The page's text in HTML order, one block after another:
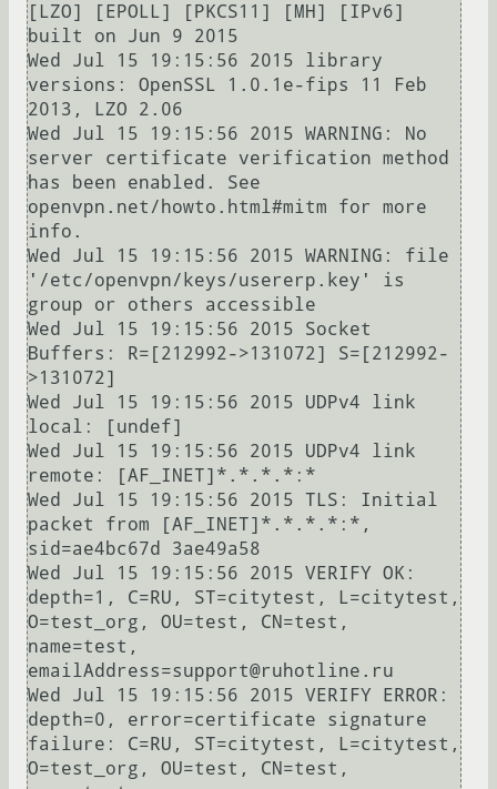
[LZO] [EPOLL] [PKCS11] [MH] [IPv6]
built on Jun 9 2015
Wed Jul 15 19:15:56 2015 library
versions: OpenSSL 1.0.1e-fips 11 Feb
2013, LZO 2.06
Wed Jul 15 19:15:56 2015 WARNING: No
server certificate verification method
has been enabled. See
openvpn.net/howto.html#mitm for more
info.
Wed Jul 15 19:15:56 2015 WARNING: file
'/etc/openvpn/keys/usererp.key' is
group or others accessible
Wed Jul 15 19:15:56 2015 Socket
Buffers: R=[212992->131072] S=[212992-
>131072]
Wed Jul 15 19:15:56 2015 UDPv4 link
local: [undef]
Wed Jul 15 19:15:56 2015 UDPv4 link
remote: [AF_INET]*.*.*.*:*
Wed Jul 15 19:15:56 2015 TLS: Initial
packet from [AF_INET]*.*.*.*:*,
sid=ae4bc67d 3ae49a58
Wed Jul 15 19:15:56 2015 VERIFY OK:
depth=1, C=RU, ST=citytest, L=citytest,
O=test_org, OU=test, CN=test,
name=test,
emailAddress=support@ruhotline.ru
Wed Jul 15 19:15:56 2015 VERIFY ERROR:
depth=0, error=certificate signature
failure: C=RU, ST=citytest, L=citytest,
O=test_org, OU=test, CN=test,